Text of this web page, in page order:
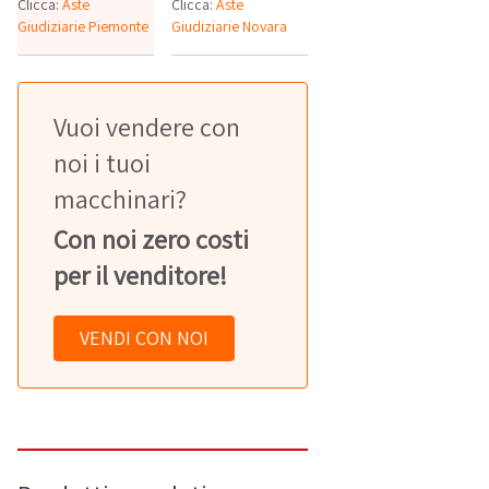
Clicca: Aste
Giudiziarie Piemonte
Clicca:Aste
Giudiziarie Novara
Vuoi vendere con
noi i tuoi
macchinari?
Con noi zero costi
per il venditore!
VENDI CON NOI